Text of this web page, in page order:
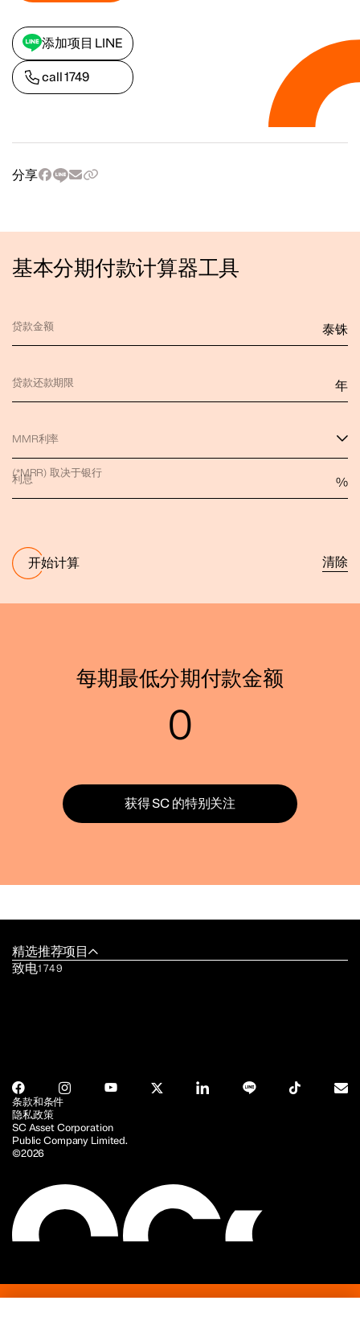
添加项目 LINE
call1749
分享
基本分期付款计算器工具
贷款金额 泰铢
贷款还款期限 年
MMR利率
(*MRR) 取决于银行
利息 %
开始计算 清除
每期最低分期付款金额
0
获得 SC 的特别关注
精选推荐项目
致电1749
SC Asset Corporation
Public Company Limited.
©2026
条款和条件
隐私政策